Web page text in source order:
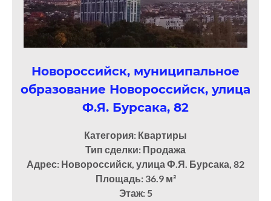
Новороссийск, муниципальное
образование Новороссийск, улица
Ф.Я. Бурсака, 82
Категория: Квартиры
Тип сделки: Продажа
Адрес: Новороссийск, улица Ф.Я. Бурсака, 82
Площадь: 36.9м²
Этаж: 5